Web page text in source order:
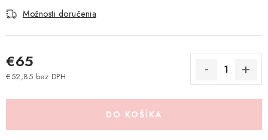
ZNAČKY
Podmienky ochrany osobných údajov
Reklamačný poriadok
Možnosti doručenia
€65
€52,85 bez DPH
DO KOŠÍKA